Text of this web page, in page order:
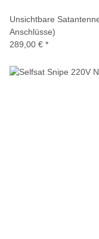
Unsichtbare
Anschlüsse)
289,00 € *